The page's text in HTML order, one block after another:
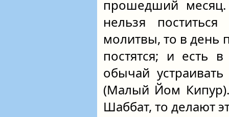
прошедший
нельзя
молитвы, то в день
постятся; и
обычай
(Малый Йом
Шаббат, то делают